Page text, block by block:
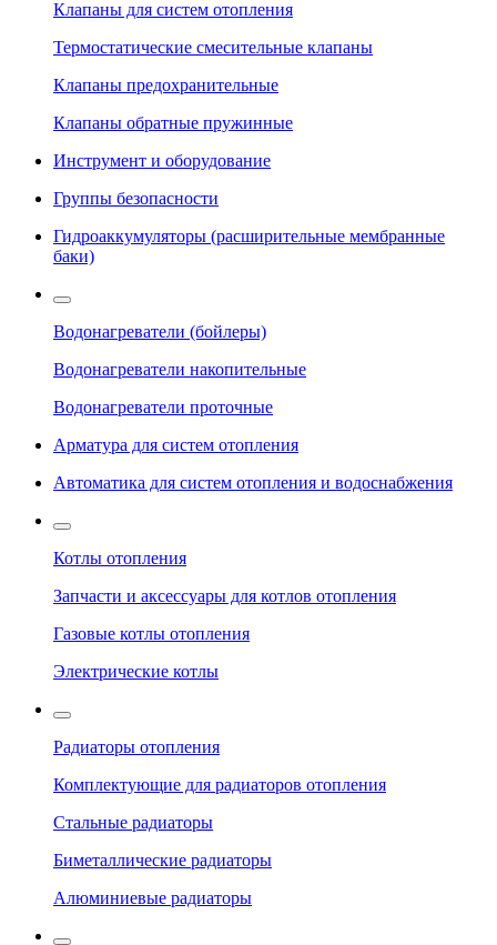
Клапаны для систем отопления
Термостатические смесительные клапаны
Клапаны предохранительные
Клапаны обратные пружинные
Инструмент и оборудование
Группы безопасности
Гидроаккумуляторы (расширительные мембранные
баки)
Водонагреватели (бойлеры)
Водонагреватели накопительные
Водонагреватели проточные
Арматура для систем отопления
Автоматика для систем отопления и водоснабжения
Котлы отопления
Запчасти и аксессуары для котлов отопления
Газовые котлы отопления
Электрические котлы
Радиаторы отопления
Комплектующие для радиаторов отопления
Стальные радиаторы
Биметаллические радиаторы
Алюминиевые радиаторы